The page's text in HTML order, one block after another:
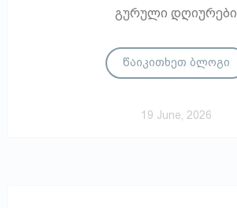
გურული დღიურები
წაიკითხეთ ბლოგი
19 June, 2026